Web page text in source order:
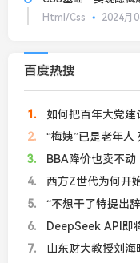
Html/Css 2024月
百度热搜
1
如何把百年大党建
2
“梅姨”已是老年人
3
BBA降价也卖不动
4
西方Z世代为何开
5
“不想干了特提出
6
DeepSeek API即
7
山东财大教授刘